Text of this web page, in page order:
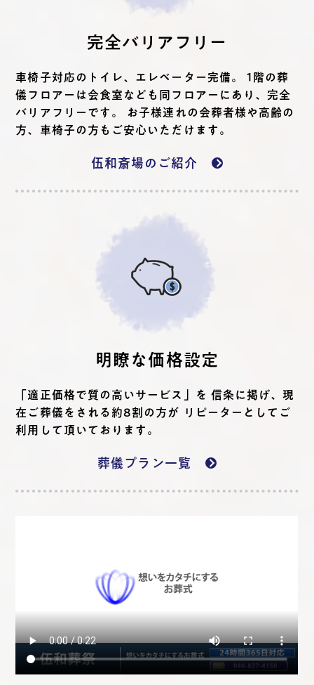
完全バリアフリー
車椅子対応のトイレ、エレベーター完備。 1階の葬
儀フロアーは会食室なども同フロアーにあり、完全
バリアフリーです。 お子様連れの会葬者様や高齢の
方、車椅子の方もご安心いただけます。
伍和斎場のご紹介
明瞭な価格設定
「適正価格で質の高いサービス」を 信条に掲げ、現
在ご葬儀をされる約8割の方が リピーターとしてご
利用して頂いております。
葬儀プラン一覧